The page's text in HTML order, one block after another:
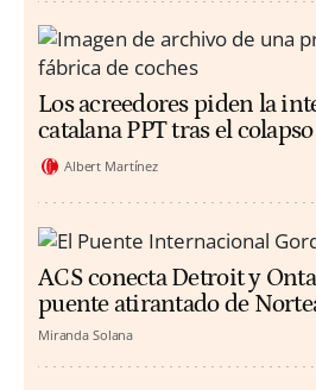
Los acreedores piden la
catalana PPT tras el
Albert Martínez
ACS conecta Detroit y
puente atirantado de
Miranda Solana